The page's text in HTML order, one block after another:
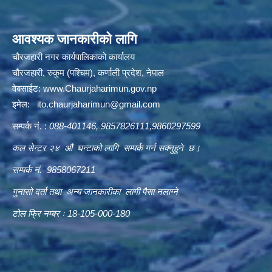
आवश्यक जानकारीको लागि
चौरजहारी नगर कार्यपालिकाको कार्यालय
चौरजहारी, रुकुम (पश्चिम), कर्णाली प्रदेश, नेपाल
वेबसाईट:www.Chaurjaharimun.gov.np
इमेल: ito.chaurjaharimun@gmail.com
सम्पर्क नं. :088-401146, 9857826111,9860297599
कल सेन्टर २४ औं घन्टाको लागि सम्पर्क गर्न सक्नुहुने छ।
सम्पर्क नं. 9858067211
गुनासो दर्ता तथा अन्य जानकारीका लागी पैसा नलाग्ने
टोल फ्रि नम्बर ः 18-105-000-180